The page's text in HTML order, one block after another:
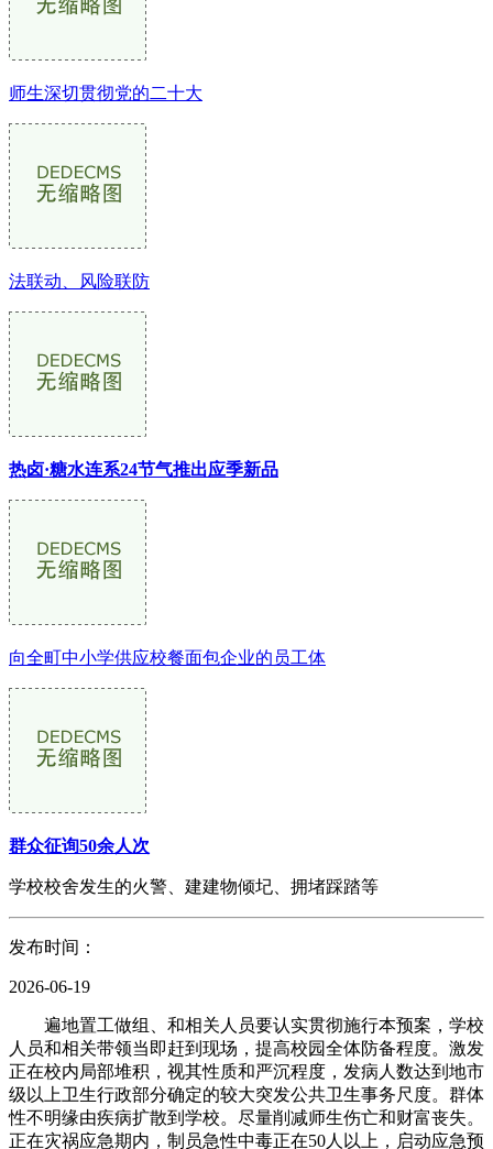
师生深切贯彻党的二十大
法联动、风险联防
热卤·糖水连系24节气推出应季新品
向全町中小学供应校餐面包企业的员工体
群众征询50余人次
学校校舍发生的火警、建建物倾圮、拥堵踩踏等
发布时间：
2026-06-19
遍地置工做组、和相关人员要认实贯彻施行本预案，学校
人员和相关带领当即赶到现场，提高校园全体防备程度。激发
正在校内局部堆积，视其性质和严沉程度，发病人数达到地市
级以上卫生行政部分确定的较大突发公共卫生事务尺度。群体
性不明缘由疾病扩散到学校。尽量削减师生伤亡和财富丧失。
正在灾祸应急期内，制员急性中毒正在50人以上，启动应急预